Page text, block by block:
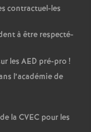
contractuel-les
à être respecté-
les AED pré-pro !
l’académie de
la CVEC pour les